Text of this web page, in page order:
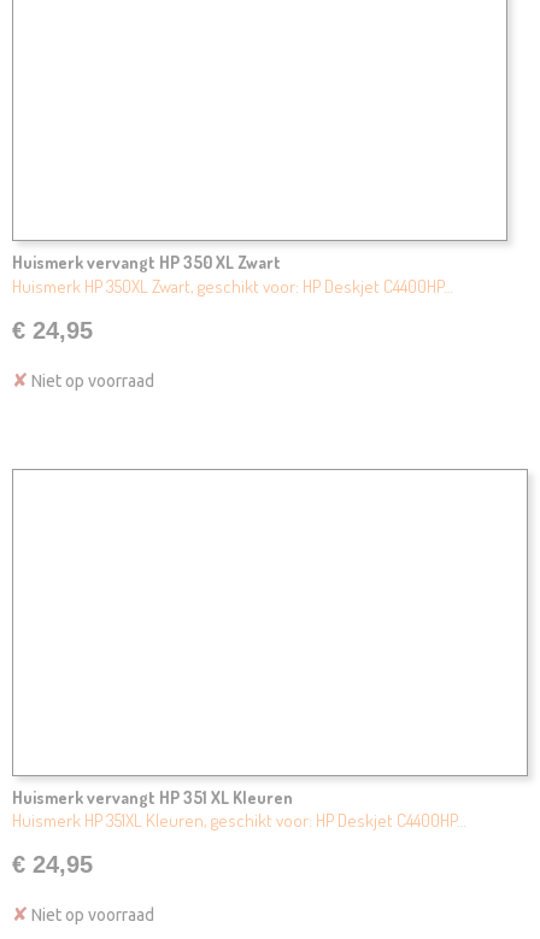
Huismerk vervangt HP 350 XL Zwart
Huismerk HP 350XL Zwart, geschikt voor: HP Deskjet C4400HP…
€ 24,95
✘ Niet op voorraad
Huismerk vervangt HP 351 XL Kleuren
Huismerk HP 351XL Kleuren, geschikt voor: HP Deskjet C4400HP…
€ 24,95
✘ Niet op voorraad